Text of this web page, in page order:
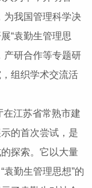
为我国管理科学决
“袁勤生管理思
产研合作等专题研
组织学术交流活
江苏省常熟市建
的首次尝试，是
探索。它以大量
勤生管理思想”的